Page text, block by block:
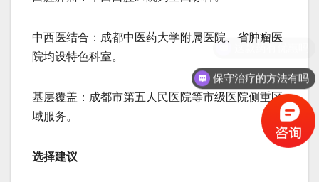
​​中西医结合​​：成都中医药大学附属医院、省肿瘤医
院均设特色科室。
​​基层覆盖​​：成都市第五人民医院等市级医院侧重区
域服务。
​​选择建议​​
保守治疗的方法有吗